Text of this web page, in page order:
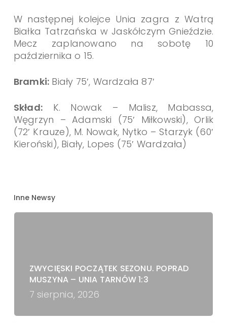
W następnej kolejce Unia zagra z Watrą
Białka Tatrzańska w Jaskółczym Gnieździe.
Mecz zaplanowano na sobotę 10
października o 15.
Bramki: Biały 75′, Wardzała 87′
Skład: K. Nowak – Malisz, Mabassa,
Węgrzyn – Adamski (75′ Miłkowski), Orlik
(72′ Krauze), M. Nowak, Nytko – Starzyk (60′
Kieroński), Biały, Lopes (75′ Wardzała)
Inne Newsy
ZWYCIĘSKI POCZĄTEK SEZONU. POPRAD
MUSZYNA – UNIA TARNÓW 1:3
7 sierpnia, 2026